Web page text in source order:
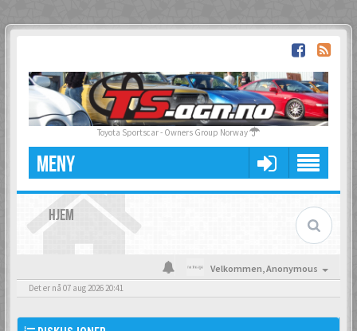
Toyota Sportscar - Owners Group Norway
MENY
HJEM
Velkommen,Anonymous
Det er nå 07 aug 2026 20:41